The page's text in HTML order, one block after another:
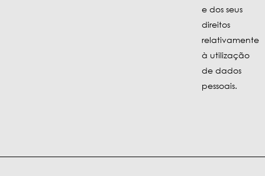
e dos seus
direitos
relativamente
à utilização
de dados
pessoais.